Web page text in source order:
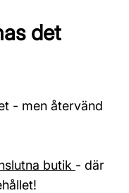
det
- men återvänd
butik - där